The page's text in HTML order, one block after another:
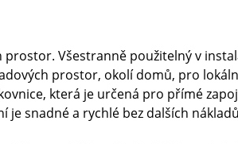
Všestranně použitelný v
prostor, okolí domů, pro
která je určená pro přímé
je snadné a rychlé bez dalších